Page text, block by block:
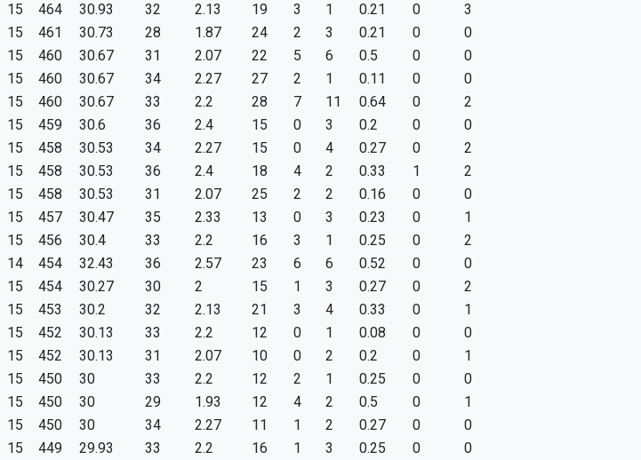
15 464 30.93 32 2.13 19 3 1 0.21 0
3
15 461 30.73 28 1.87 24 2 3 0.21 0
0
15 460 30.67 31 2.07 22 5 6 0.5 0
0
15 460 30.67 34 2.27 27 2 1 0.11 0
0
15 460 30.67 33 2.2 28 7 11 0.64 0
2
15 459 30.6 36 2.4 15 0 3 0.2 0
0
15 458 30.53 34 2.27 15 0 4 0.27 0
2
15 458 30.53 36 2.4 18 4 2 0.33 1
2
15 458 30.53 31 2.07 25 2 2 0.16 0
0
15 457 30.47 35 2.33 13 0 3 0.23 0
1
15 456 30.4 33 2.2 16 3 1 0.25 0
2
14 454 32.43 36 2.57 23 6 6 0.52 0
0
15 454 30.27 30 2 15 1 3 0.27 0
2
15 453 30.2 32 2.13 21 3 4 0.33 0
1
15 452 30.13 33 2.2 12 0 1 0.08 0
0
15 452 30.13 31 2.07 10 0 2 0.2 0
1
15 450 30 33 2.2 12 2 1 0.25 0
0
15 450 30 29 1.93 12 4 2 0.5 0
1
15 450 30 34 2.27 11 1 2 0.27 0
0
15 449 29.93 33 2.2 16 1 3 0.25 0
0